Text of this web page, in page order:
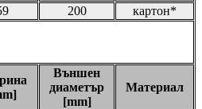
200 картон*
Външен
диаметър
[mm]
Материал